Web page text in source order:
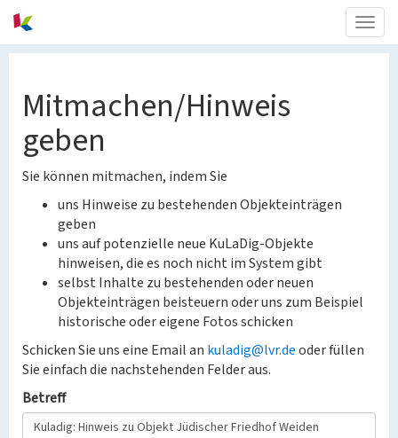
Mitmachen/Hinweis
geben
Sie können mitmachen, indem Sie
uns Hinweise zu bestehenden Objekteinträgen
geben
uns auf potenzielle neue KuLaDig-Objekte
hinweisen, die es noch nicht im System gibt
selbst Inhalte zu bestehenden oder neuen
Objekteinträgen beisteuern oder uns zum Beispiel
historische oder eigene Fotos schicken
Schicken Sie uns eine Email an kuladig@lvr.deoder füllen
Sie einfach die nachstehenden Felder aus.
Betreff